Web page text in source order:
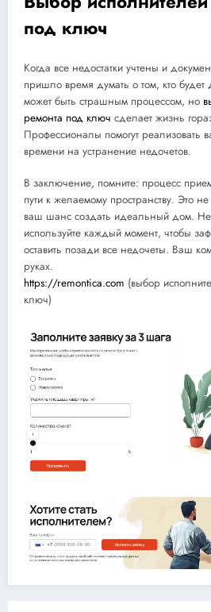
под ключ
Когда все недостатки учтены и
пришло время думать о том, кто
может быть страшным процессом, но
ремонта под ключ сделает жизнь
Профессионалы помогут реализовать
времени на устранение недочетов.
В заключение, помните: процесс
пути к желаемому пространству. Это
ваш шанс создать идеальный дом. Не
используйте каждый момент, чтобы
оставить позади все недочеты. Ваш
руках.
https://remontica.com (выбор
ключ)